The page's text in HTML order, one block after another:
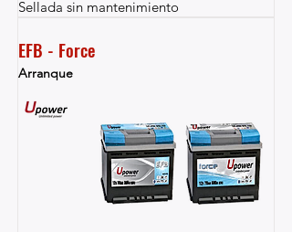
Sellada sin mantenimiento
EFB - Force
Arranque